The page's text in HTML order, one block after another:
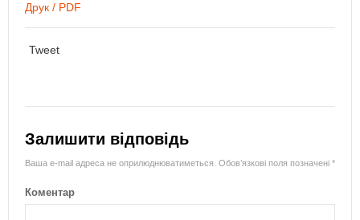
Друк / PDF
Tweet
Залишити відповідь
Ваша e-mail адреса не оприлюднюватиметься. Обов’язкові поля позначені *
Коментар